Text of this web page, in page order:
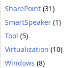
SharePoint (31)
SmartSpeaker (1)
Tool (5)
Virtualization (10)
Windows (8)